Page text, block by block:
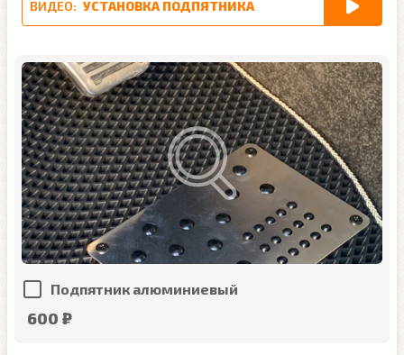
ВИДЕО: УСТАНОВКА ПОДПЯТНИКА
Подпятник алюминиевый
600 ₽